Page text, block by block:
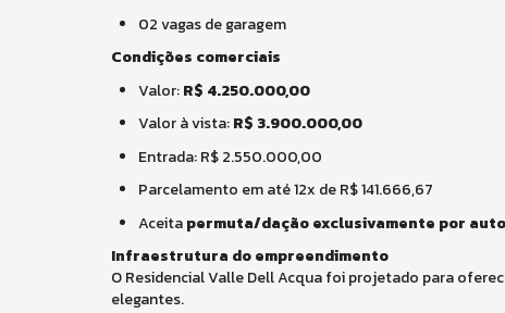
02 vagas de garagem
Condições comerciais
Valor:R$ 4.250.000,00
Valor à vista:R$ 3.900.000,00
Entrada: R$ 2.550.000,00
Parcelamento em até 12x de R$ 141.666,67
Aceitapermuta/dação exclusivamente por
Infraestrutura do empreendimento
O Residencial Valle Dell Acqua foi projetado para
elegantes.